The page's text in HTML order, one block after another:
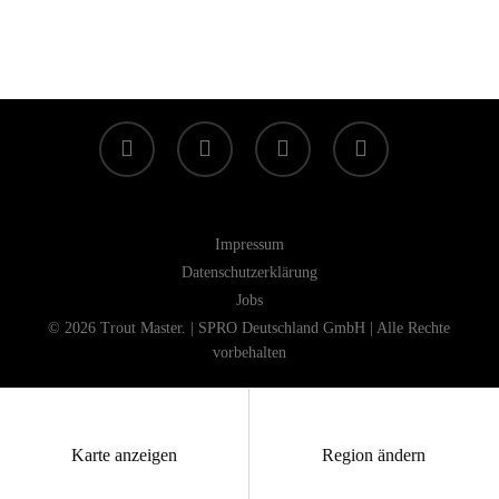
Karte anzeigen Region ändern
facebook linkedin youtube instagram
Impressum
Datenschutzerklärung
Jobs
© 2026 Trout Master. | SPRO Deutschland GmbH | Alle Rechte
vorbehalten